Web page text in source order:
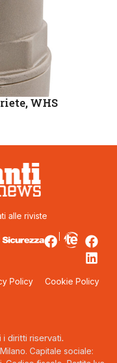
WHS
alle riviste
Policy Cookie Policy
diritti riservati.
Capitale sociale: